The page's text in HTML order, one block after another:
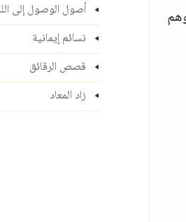
أصول الوصول إلى
نسائم إيمانية
قصص الرقائق
زاد المعاد